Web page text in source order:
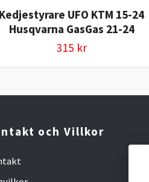
Kedjestyrare UFO KTM 15-24
Husqvarna GasGas 21-24
315 kr
och Villkor